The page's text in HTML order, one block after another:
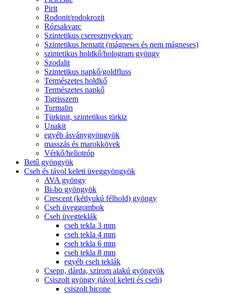
Pirit
Rodonit/rodokrozit
Rózsakvarc
Szintetikus cseresznyekvarc
Szintetikus hematit (mágneses és nem mágneses)
szintetikus holdkő/hologram gyöngy
Szodalit
Szintetikus napkő/goldfluss
Természetes holdkő
Természetes napkő
Tigrisszem
Turmalin
Türkinit, szintetikus türkiz
Unakit
egyéb ásványgyöngyök
masszás és marokkövek
Vérkő/heliotróp
Betű gyöngyök
Cseh és távol keleti üveggyöngyök
AVA gyöngy
Bi-bo gyöngyök
Crescent (kétlyukú félhold) gyöngy
Cseh üveggombok
Cseh üvegteklák
cseh tekla 3 mm
cseh tekla 4 mm
cseh tekla 6 mm
cseh tekla 8 mm
egyéb cseh teklák
Csepp, dárda, szirom alakú gyöngyök
Csiszolt gyöngy (távol keleti és cseh)
csiszolt bicone